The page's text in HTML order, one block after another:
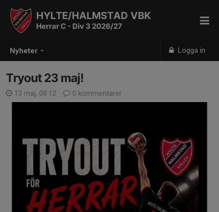
Nyheter Logga in
HYLTE/HALMSTAD VBK
Herrar C - Div 3 2026/27
Tryout 23 maj!
13 maj, 08:12 0 kommentarer